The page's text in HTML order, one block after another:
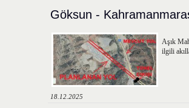
Göksun -
Aşık
ilgili
18.12.2025